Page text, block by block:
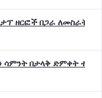
ዘርፎች በጋራ ለመስራት
ሳምንት በታላቅ ድምቀት